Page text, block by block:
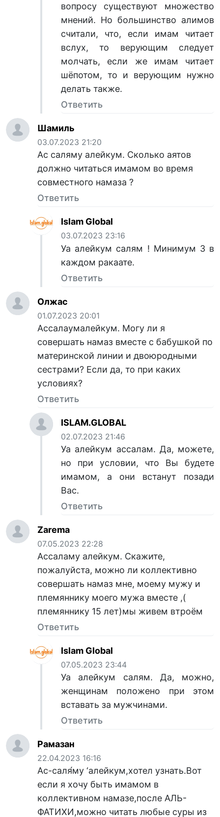
вопросу существуют множество
мнений. Но большинство алимов
считали, что, если имам читает
вслух, то верующим следует
молчать, если же имам читает
шёпотом, то и верующим нужно
делать также.
Ответить
Шамиль
03.07.2023 21:20
Ас саляму алейкум. Сколько аятов
должно читаться имамом во время
совместного намаза ?
Ответить
Islam Global
03.07.2023 23:16
Уа алейкум салям ! Минимум 3 в
каждом ракаате.
Ответить
Олжас
01.07.2023 20:01
Ассалаумалейкум. Могу ли я
совершать намаз вместе с бабушкой по
материнской линии и двоюродными
сестрами? Если да, то при каких
условиях?
Ответить
ISLAM.GLOBAL
02.07.2023 21:46
Уа алейкум ассалам. Да, можете,
но при условии, что Вы будете
имамом, а они встанут позади
Вас.
Ответить
Zarema
07.05.2023 22:28
Ассаламу алейкум. Скажите,
пожалуйста, можно ли коллективно
совершать намаз мне, моему мужу и
племяннику моего мужа вместе ,(
племяннику 15 лет)мы живем втроём
Ответить
Islam Global
07.05.2023 23:44
Уа алейкум салям. Да, можно,
женщинам положено при этом
вставать за мужчинами.
Ответить
Рамазан
22.04.2023 16:16
Ас-саля́му ‘алейкум,хотел узнать.Вот
если я хочу быть имамом в
коллективном намазе,после АЛЬ-
ФАТИХИ,можно читать любые суры из